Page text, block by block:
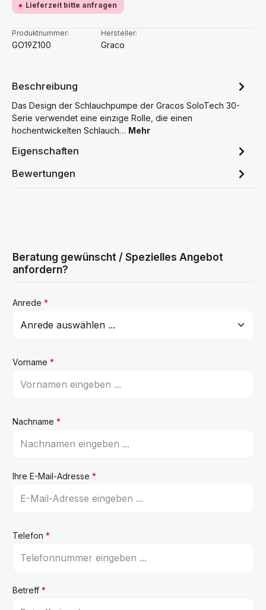
Lieferzeit bitte anfragen
Produktnummer:
GO19Z100
Hersteller:
Graco
Beschreibung
Das Design der Schlauchpumpe der Gracos SoloTech 30-
Serie verwendet eine einzige Rolle, die einen
hochentwickelten Schlauch… Mehr
Eigenschaften
Bewertungen
Beratung gewünscht / Spezielles Angebot
anfordern?
Anrede *
Vorname *
Nachname *
Ihre E-Mail-Adresse *
Telefon *
Betreff *